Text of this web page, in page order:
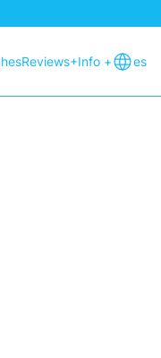
Reviews+Info + es